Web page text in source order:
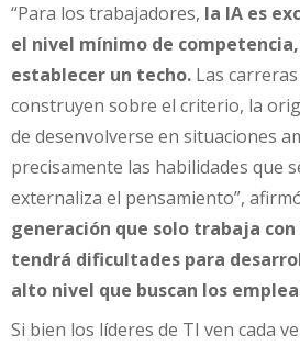
“Para los trabajadores, la IA es
el nivel mínimo de
establecer un techo. Las
construyen sobre el criterio, la
de desenvolverse en situaciones
precisamente las habilidades que
externaliza el pensamiento”,
generación que solo trabaja con
tendrá dificultades para
alto nivel que buscan los
Si bien los líderes de TI ven cada